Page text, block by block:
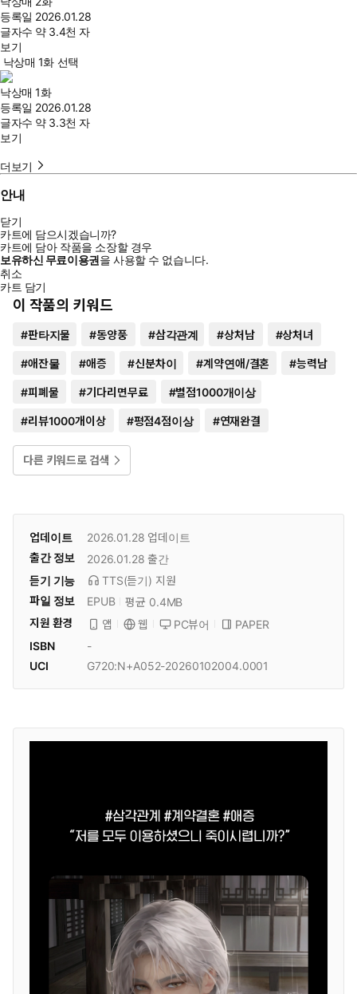
등록일 2026.01.28
글자수 약 3.4천 자
보기
낙상매 1화 선택
낙상매 1화
등록일 2026.01.28
글자수 약 3.3천 자
보기
더보기
안내
닫기
카트에 담으시겠습니까?
카트에 담아 작품을 소장할 경우
보유하신 무료이용권을 사용할 수 없습니다.
취소
카트 담기
이 작품의 키워드
#판타지물 #동양풍 #삼각관계 #상처남 #상처녀
#애잔물 #애증 #신분차이 #계약연애/결혼 #능력남
#피폐물 #기다리면무료 #별점1000개이상
#리뷰1000개이상 #평점4점이상 #연재완결
다른 키워드로 검색
업데이트 2026.01.28 업데이트
출간 정보
2026.01.28 출간
듣기 기능
TTS(듣기) 지원
파일 정보
EPUB
평균 0.4MB
지원 환경
앱 웹 PC뷰어
PAPER
ISBN
-
UCI
G720:N+A052-20260102004.0001